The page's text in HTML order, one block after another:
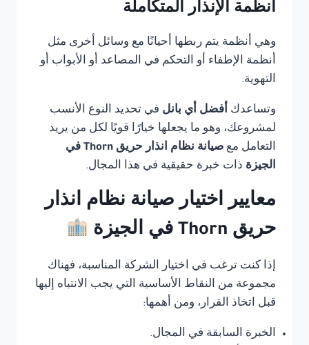
أنظمة الإنذار المتكاملة
وهي أنظمة يتم ربطها أحيانًا مع وسائل أخرى مثل
أنظمة الإطفاء أو التحكم في المصاعد أو الأبواب أو
التهوية.
وتساعدك أفضل أي بانل في تحديد النوع الأنسب
لمشروعك، وهو ما يجعلها خيارًا قويًا لكل من يريد
التعامل مع
صيانة نظام انذار حريق Thorn في
الجيزة ذات خبرة حقيقية في هذا المجال.
معايير اختيار صيانة نظام انذار
حريق Thorn في الجيزة
إذا كنت ترغب في اختيار الشركة المناسبة، فهناك
مجموعة من النقاط الأساسية التي يجب الانتباه إليها
قبل اتخاذ القرار، ومن أهمها:
الخبرة السابقة في المجال.